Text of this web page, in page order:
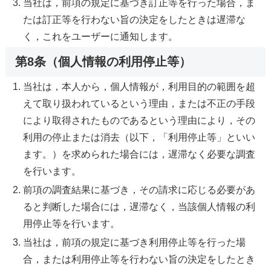
当社は，前項の規定に基づき訂正等を行った場合，ま
たは訂正等を行わない旨の決定をしたときは遅滞な
く，これをユーザーに通知します。
第8条（個人情報の利用停止等）
当社は，本人から，個人情報が，利用目的の範囲を超
えて取り扱われているという理由，または不正の手段
により取得されたものであるという理由により，その
利用の停止または消去（以下，「利用停止等」といい
ます。）を求められた場合には，遅滞なく必要な調査
を行います。
前項の調査結果に基づき，その請求に応じる必要があ
ると判断した場合には，遅滞なく，当該個人情報の利
用停止等を行います。
当社は，前項の規定に基づき利用停止等を行った場
合，または利用停止等を行わない旨の決定をしたとき